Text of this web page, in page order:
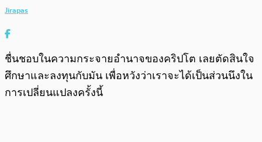
Jirapas
ชื่นชอบในความกระจายอำนาจของคริปโต เลยตัดสินใจ
ศึกษาและลงทุนกับมัน เพื่อหวังว่าเราจะได้เป็นส่วนนึงใน
การเปลี่ยนแปลงครั้งนี้